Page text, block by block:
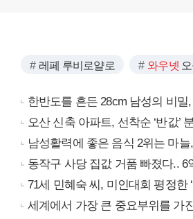
레페 루비로얄로 와우넷
한반도를 흔든 28cm 남성의 비밀
오산 신축 아파트, 선착순 ‘반값’
남성활력에 좋은 음식 2위는 마늘
동작구 사당 집값 거품 빠졌다.. 6
71세 민혜숙 씨, 미인대회 평정한
세계에서 가장 큰 중요부위를 가